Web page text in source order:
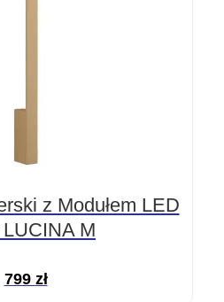
z Modułem LED
LUCINA M
799 zł